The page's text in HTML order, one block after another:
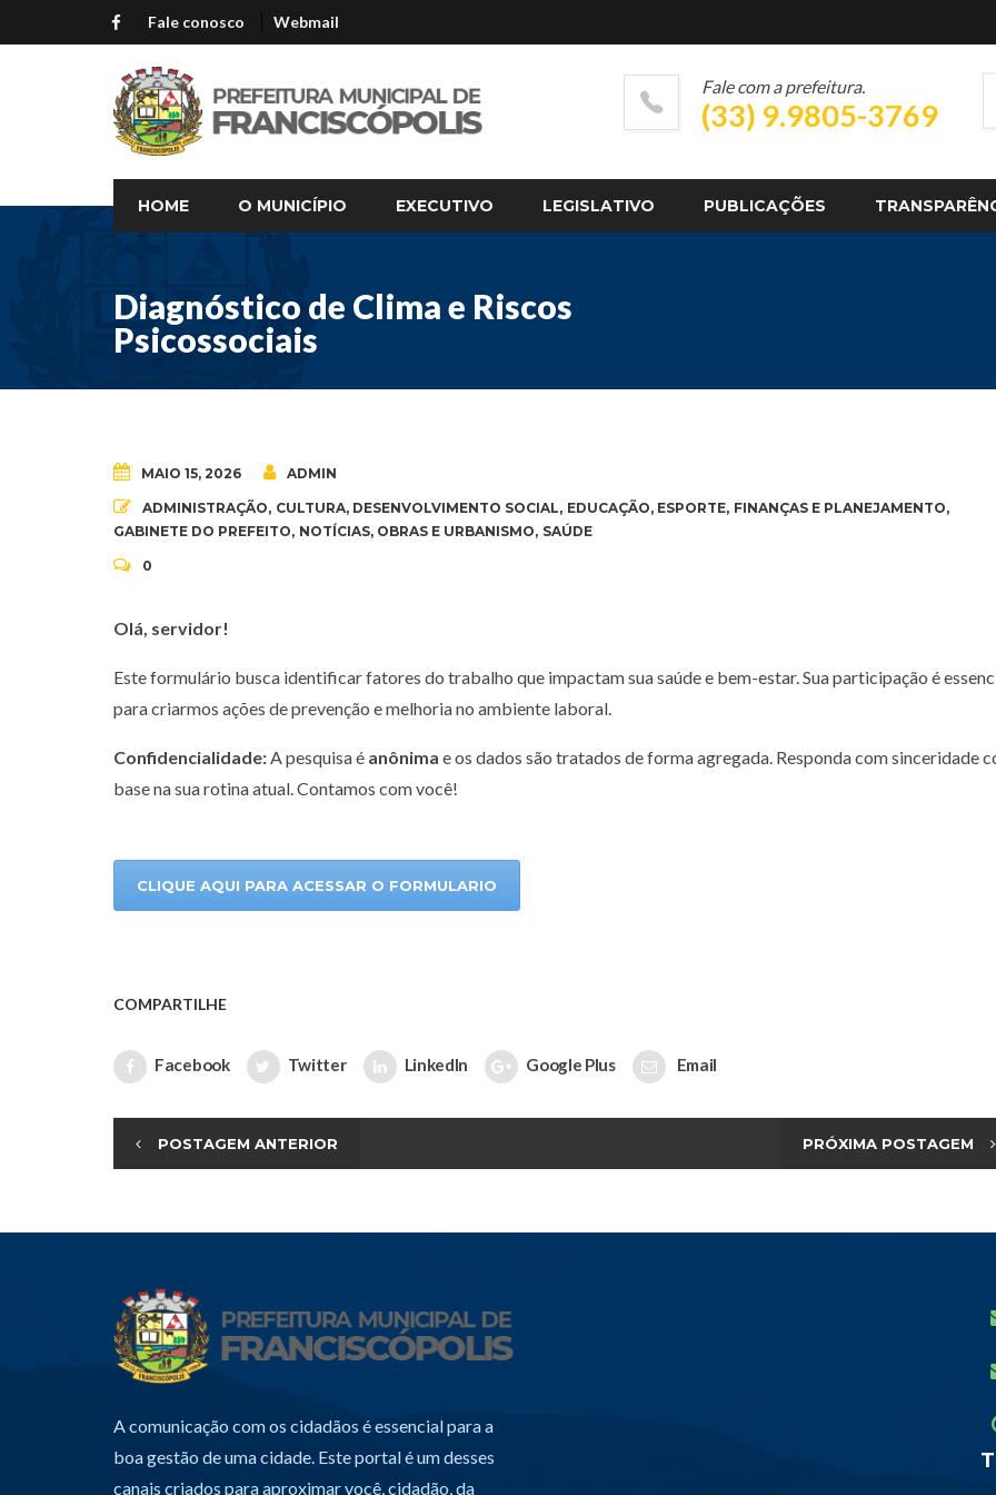
Fale conosco Webmail
HOME O MUNICÍPIO EXECUTIVO LEGISLATIVO PUBLICAÇÕES
Fale com a prefeitura.
(33) 9.9805-3769
Diagnóstico de Clima e Riscos
Psicossociais
MAIO 15, 2026 ADMIN
ADMINISTRAÇÃO, CULTURA, DESENVOLVIMENTO SOCIAL, EDUCAÇÃO, ESPORTE, FINANÇAS E PLANEJAMENTO,
GABINETE DO PREFEITO, NOTÍCIAS, OBRAS E URBANISMO, SAÚDE
0
Olá, servidor!
Este formulário busca identificar fatores do trabalho que impactam sua saúde e bem-estar. Sua participação é
para criarmos ações de prevenção e melhoria no ambiente laboral.
Confidencialidade:A pesquisa é anônima e os dados são tratados de forma agregada. Responda com sinceridade
base na sua rotina atual. Contamos com você!
CLIQUE AQUI PARA ACESSAR O FORMULARIO
COMPARTILHE
Facebook Twitter LinkedIn Google Plus Email
POSTAGEM ANTERIOR PRÓXIMA POSTAGEM
A comunicação com os cidadãos é essencial para a
boa gestão de uma cidade. Este portal é um desses
canais criados para aproximar você, cidadão, da